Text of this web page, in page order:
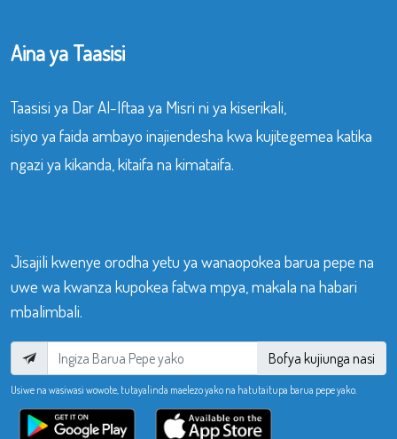
Aina ya Taasisi
Taasisi ya Dar Al-Iftaa ya Misri ni ya kiserikali,
isiyo ya faida ambayo inajiendesha kwa kujitegemea katika
ngazi ya kikanda, kitaifa na kimataifa.
Jisajili kwenye orodha yetu ya wanaopokea barua pepe na
uwe wa kwanza kupokea fatwa mpya, makala na habari
mbalimbali.
Bofya kujiunga nasi
Usiwe na wasiwasi wowote, tutayalinda maelezo yako na hatutaitupa barua pepe yako.